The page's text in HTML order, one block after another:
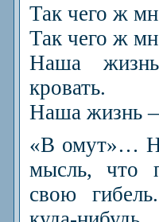
Так чего ж
Так чего ж
Наша
кровать.
Наша жизнь
«В омут»…
мысль, что
свою